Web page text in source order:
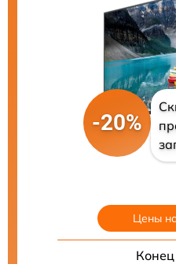
-20%
Цены